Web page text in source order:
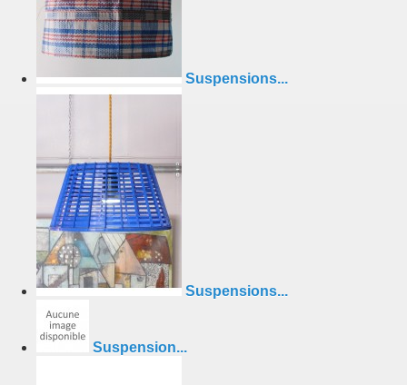
Suspensions...
Suspensions...
Suspension...